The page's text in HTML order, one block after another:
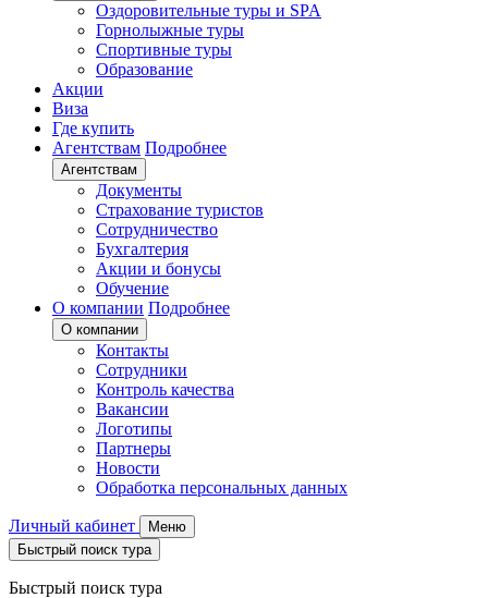
Оздоровительные туры и SPA
Горнолыжные туры
Спортивные туры
Образование
Акции
Виза
Где купить
Агентствам Подробнее
Агентствам
Документы
Страхование туристов
Сотрудничество
Бухгалтерия
Акции и бонусы
Обучение
О компании Подробнее
О компании
Контакты
Сотрудники
Контроль качества
Вакансии
Логотипы
Партнеры
Новости
Обработка персональных данных
Личный кабинет
Меню
Быстрый поиск тура
Быстрый поиск тура